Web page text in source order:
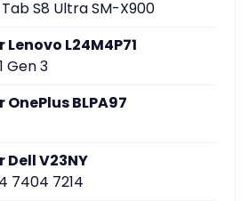
S8 Ultra SM-X900
L24M4P71
Gen 3
BLPA97
V23NY
7404 7214